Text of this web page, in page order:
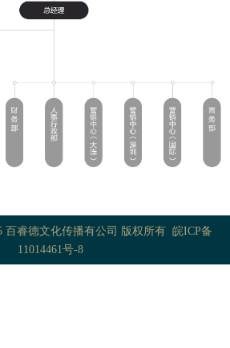
百睿德文化传播有公司 版权所有 皖ICP备
11014461号-8